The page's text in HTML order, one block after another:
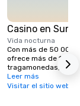
Casino en
Vida nocturna
Con más de 50 000
ofrece más de 1700
tragamonedas, 25
Caesar's Race &
Leer más
Visitar el sitio web